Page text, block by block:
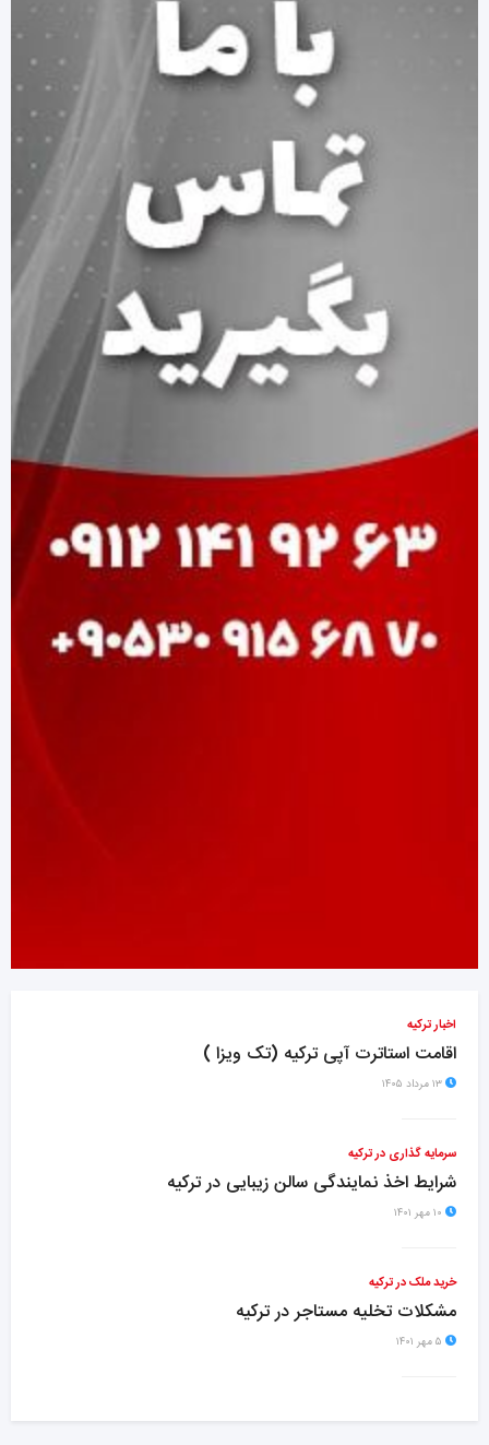
اخبار ترکیه
اقامت استاترت آپی ترکیه (تک ویزا )
سرمایه گذاری در ترکیه
شرایط اخذ نمایندگی سالن زیبایی در ترکیه
خرید ملک در ترکیه
مشکلات تخلیه مستاجر در ترکیه